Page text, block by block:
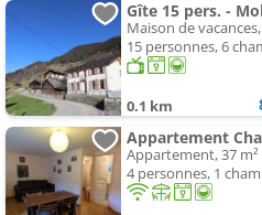
Maison de
15 personnes, 6
0.1 km
Appartement, 37 m²
4 personnes, 1